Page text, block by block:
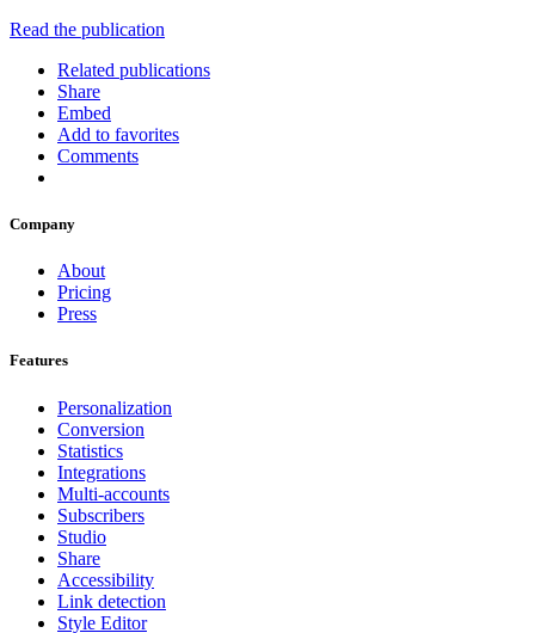
Read the publication
Related publications
Share
Embed
Add to favorites
Comments
Company
About
Pricing
Press
Features
Personalization
Conversion
Statistics
Integrations
Multi-accounts
Subscribers
Studio
Share
Accessibility
Link detection
Style Editor